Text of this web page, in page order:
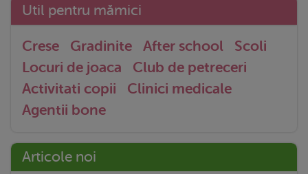
Util pentru mămici
Crese Gradinite After school
Scoli
Locuri de joaca
Club de petreceri
Activitati copii
Clinici medicale
Agentii bone
Articole noi